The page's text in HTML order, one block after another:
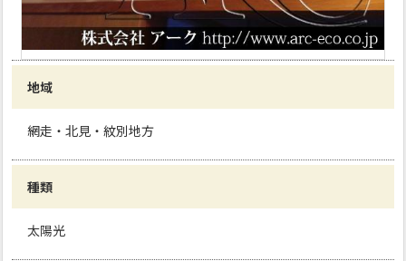
地域
網走・北見・紋別地方
種類
太陽光